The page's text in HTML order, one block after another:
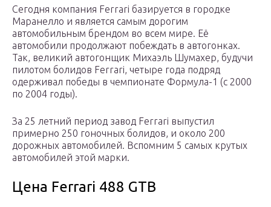
Сегодня компания Ferrari базируется в городке
Маранелло и является самым дорогим
автомобильным брендом во всем мире. Её
автомобили продолжают побеждать в автогонках.
Так, великий автогонщик Михаэль Шумахер, будучи
пилотом болидов Ferrari, четыре года подряд
одерживал победы в чемпионате Формула-1 (с 2000
по 2004 годы).
За 25 летний период завод Ferrari выпустил
примерно 250 гоночных болидов, и около 200
дорожных автомобилей. Вспомним 5 самых крутых
автомобилей этой марки.
Цена Ferrari 488 GTB